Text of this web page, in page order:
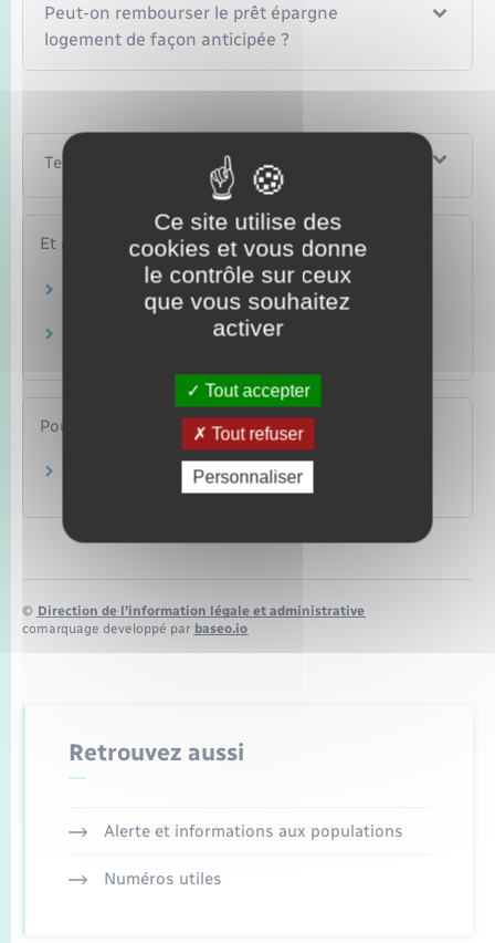
Peut-on rembourser le prêt épargne
logement de façon anticipée ?
Textes de référence
Et aussi
Argent – Impôts – Consommation
Compte épargne logement (CEL)
Pour en savoir plus
Prêt du PEL et du CEL
La finance pour tous
© Direction de l’information légale et administrative
comarquage developpé par baseo.io
Retrouvez aussi
Alerte et informations aux populations
Numéros utiles
Ce site utilise des
cookies et vous donne
le contrôle sur ceux
que vous souhaitez
activer
Tout accepter
Tout refuser
Personnaliser